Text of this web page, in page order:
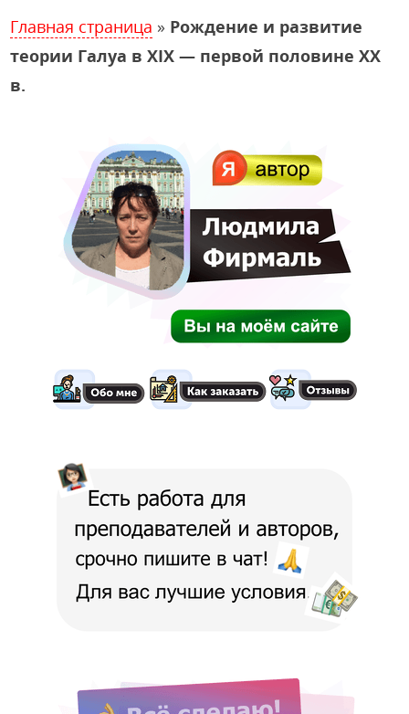
Главная страница » Рождение и развитие
теории Галуа в XIX — первой половине XX
в.